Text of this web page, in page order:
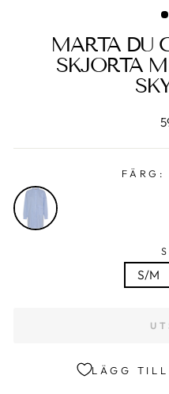
MARTA DU
SKJORTA
FÄRG:
S/M
LÄGG